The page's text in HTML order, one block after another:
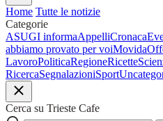
Home Tutte le notizie
Categorie
ASUGI informaAppelliCronaca
abbiamo provato per voiMovida
LavoroPoliticaRegioneRicette
RicercaSegnalazioniSport
Cerca su Trieste Cafe